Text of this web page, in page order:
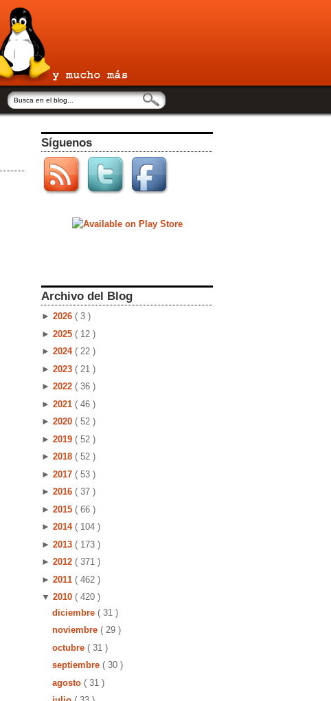
Síguenos
Archivo del Blog
► 2026 ( 3 )
► 2025 ( 12 )
► 2024 ( 22 )
► 2023 ( 21 )
► 2022 ( 36 )
► 2021 ( 46 )
► 2020 ( 52 )
► 2019 ( 52 )
► 2018 ( 52 )
► 2017 ( 53 )
► 2016 ( 37 )
► 2015 ( 66 )
► 2014 ( 104 )
► 2013 ( 173 )
► 2012 ( 371 )
► 2011 ( 462 )
▼ 2010 ( 420 )
diciembre ( 31 )
noviembre ( 29 )
octubre ( 31 )
septiembre ( 30 )
agosto ( 31 )